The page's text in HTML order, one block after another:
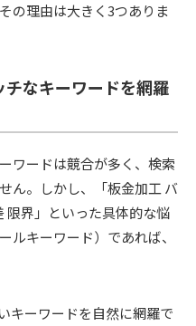
の理由は大きく3つありま
なキーワードを網羅
ワードは競合が多く、検索
ん。しかし、「板金加工 バ
限界」といった具体的な悩
ルキーワード）であれば、
キーワードを自然に網羅で